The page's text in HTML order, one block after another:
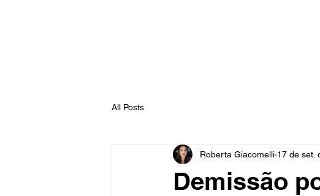
All Posts
Demissão
Roberta Giacomelli 17 de set.